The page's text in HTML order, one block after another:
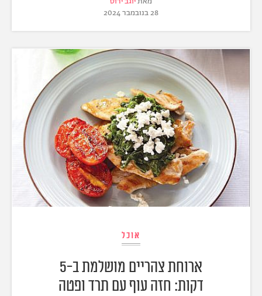
28 בנובמבר 2024
אוכל
ארוחת צהריים מושלמת ב-5
דקות: חזה עוף עם תרד ופטה